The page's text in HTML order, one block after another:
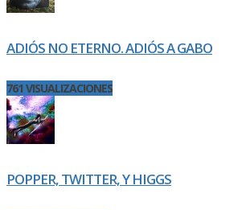
ADIÓS NO ETERNO. ADIÓS A GABO
761 VISUALIZACIONES
POPPER, TWITTER, Y HIGGS